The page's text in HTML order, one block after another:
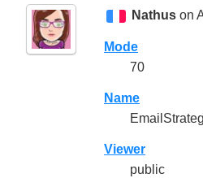
Nathus on
Mode
70
Name
Viewer
public